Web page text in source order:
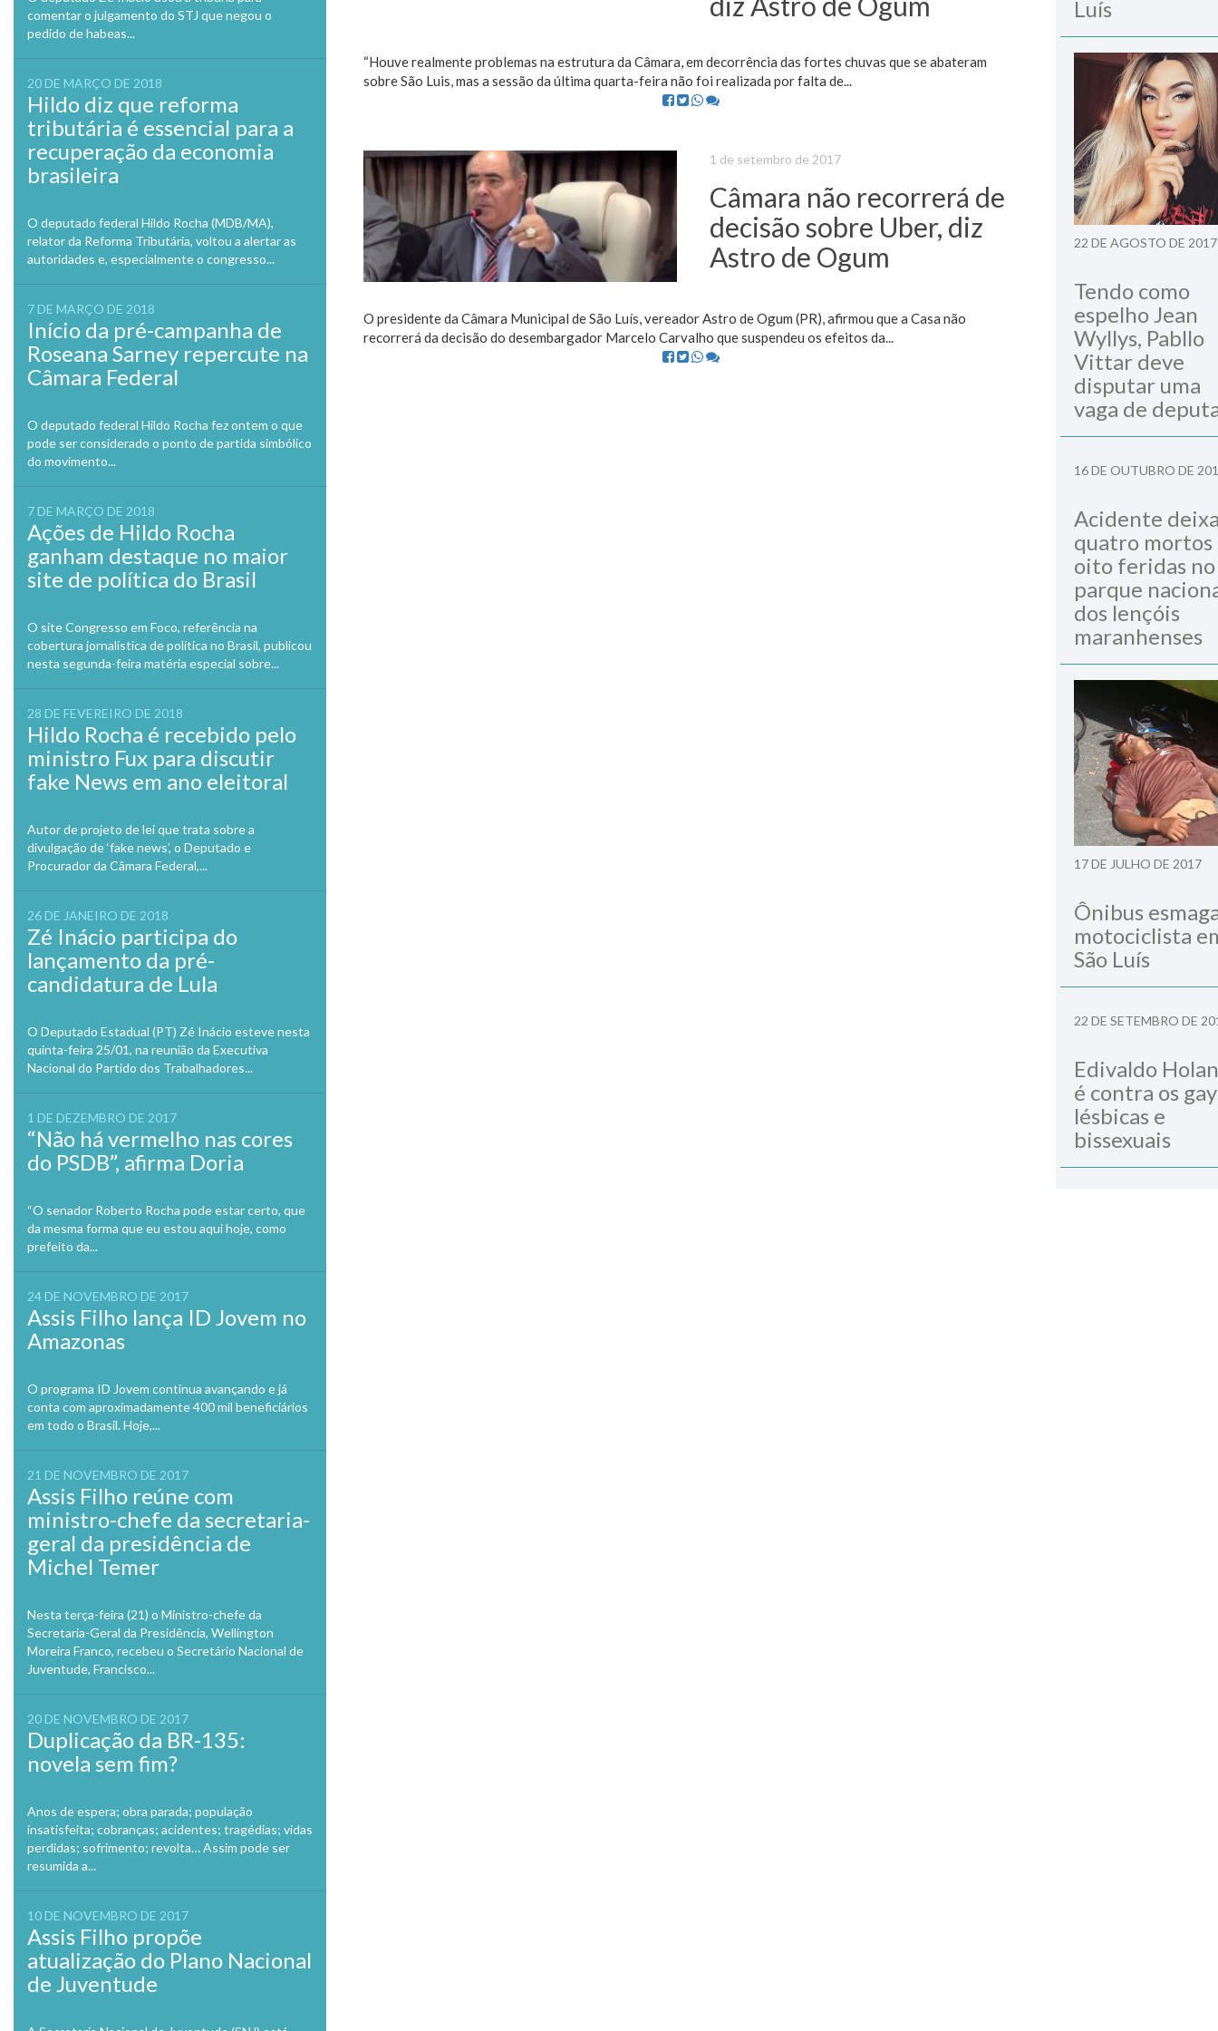
comentar o julgamento do STJ que negou o
pedido de habeas...
20 DE MARÇO DE 2018
Hildo diz que reforma
tributária é essencial para a
recuperação da economia
brasileira
O deputado federal Hildo Rocha (MDB/MA),
relator da Reforma Tributária, voltou a alertar as
autoridades e, especialmente o congresso...
7 DE MARÇO DE 2018
Início da pré-campanha de
Roseana Sarney repercute na
Câmara Federal
O deputado federal Hildo Rocha fez ontem o que
pode ser considerado o ponto de partida simbólico
do movimento...
7 DE MARÇO DE 2018
Ações de Hildo Rocha
ganham destaque no maior
site de política do Brasil
O site Congresso em Foco, referência na
cobertura jornalística de política no Brasil, publicou
nesta segunda-feira matéria especial sobre...
28 DE FEVEREIRO DE 2018
Hildo Rocha é recebido pelo
ministro Fux para discutir
fake News em ano eleitoral
Autor de projeto de lei que trata sobre a
divulgação de ‘fake news’, o Deputado e
Procurador da Câmara Federal,...
26 DE JANEIRO DE 2018
Zé Inácio participa do
lançamento da pré-
candidatura de Lula
O Deputado Estadual (PT) Zé Inácio esteve nesta
quinta-feira 25/01, na reunião da Executiva
Nacional do Partido dos Trabalhadores...
1 DE DEZEMBRO DE 2017
“Não há vermelho nas cores
do PSDB”, afirma Doria
“O senador Roberto Rocha pode estar certo, que
da mesma forma que eu estou aqui hoje, como
prefeito da...
24 DE NOVEMBRO DE 2017
Assis Filho lança ID Jovem no
Amazonas
O programa ID Jovem continua avançando e já
conta com aproximadamente 400 mil beneficiários
em todo o Brasil. Hoje,...
21 DE NOVEMBRO DE 2017
Assis Filho reúne com
ministro-chefe da secretaria-
geral da presidência de
Michel Temer
Nesta terça-feira (21) o Ministro-chefe da
Secretaria-Geral da Presidência, Wellington
Moreira Franco, recebeu o Secretário Nacional de
Juventude, Francisco...
20 DE NOVEMBRO DE 2017
Duplicação da BR-135:
novela sem fim?
Anos de espera; obra parada; população
insatisfeita; cobranças; acidentes; tragédias; vidas
perdidas; sofrimento; revolta… Assim pode ser
resumida a...
10 DE NOVEMBRO DE 2017
Assis Filho propõe
atualização do Plano Nacional
de Juventude
“Houve realmente problemas na estrutura da Câmara, em decorrência das fortes chuvas que se abateram
sobre São Luis, mas a sessão da última quarta-feira não foi realizada por falta de...
1 de setembro de 2017
Câmara não recorrerá de
decisão sobre Uber, diz
Astro de Ogum
O presidente da Câmara Municipal de São Luís, vereador Astro de Ogum (PR), afirmou que a Casa não
recorrerá da decisão do desembargador Marcelo Carvalho que suspendeu os efeitos da...
Luís
22 DE AGOSTO DE 2017
Tendo como
espelho Jean
Wyllys, Pabllo
Vittar deve
disputar uma
vaga de
16 DE OUTUBRO DE
Acidente
quatro mortos
oito feridas no
parque
dos lençóis
maranhenses
17 DE JULHO DE 2017
Ônibus
motociclista
São Luís
22 DE SETEMBRO DE
Edivaldo
é contra os
lésbicas e
bissexuais